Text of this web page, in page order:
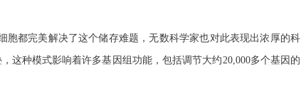
都完美解决了这个储存难题，无数科学家也对此表现出浓厚的科
这种模式影响着许多基因组功能，包括调节大约20,000多个基因的